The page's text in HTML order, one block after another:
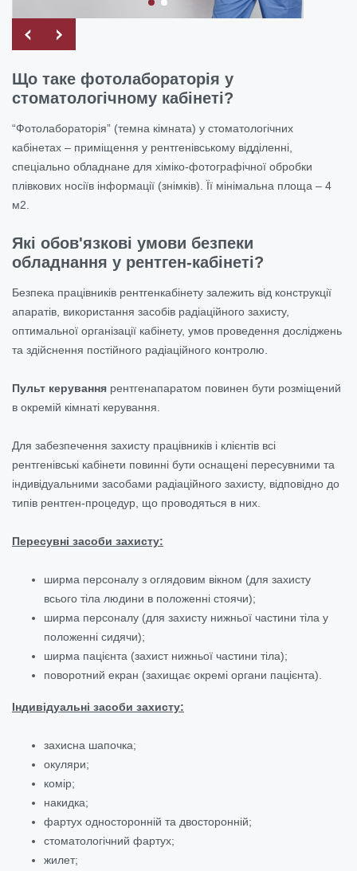
Що таке фотолабораторія у
стоматологічному кабінеті?
“Фотолабораторія” (темна кімната) у стоматологічних
кабінетах – приміщення у рентгенівському відділенні,
спеціально обладнане для хіміко-фотографічної обробки
плівкових носіїв інформації (знімків). Її мінімальна площа – 4
м2.
Які обов'язкові умови безпеки
обладнання у рентген-кабінеті?
Безпека працівників рентгенкабінету залежить від конструкції
апаратів, використання засобів радіаційного захисту,
оптимальної організації кабінету, умов проведення досліджень
та здійснення постійного радіаційного контролю.
Пульт керування рентгенапаратом повинен бути розміщений
в окремій кімнаті керування.
Для забезпечення захисту працівників і клієнтів всі
рентгенівські кабінети повинні бути оснащені пересувними та
індивідуальними засобами радіаційного захисту, відповідно до
типів рентген-процедур, що проводяться в них.
Пересувні засоби захисту:
ширма персоналу з оглядовим вікном (для захисту
всього тіла людини в положенні стоячи);
ширма персоналу (для захисту нижньої частини тіла у
положенні сидячи);
ширма пацієнта (захист нижньої частини тіла);
поворотний екран (захищає окремі органи пацієнта).
Індивідуальні засоби захисту:
захисна шапочка;
окуляри;
комір;
накидка;
фартух односторонній та двосторонній;
стоматологічний фартух;
жилет;